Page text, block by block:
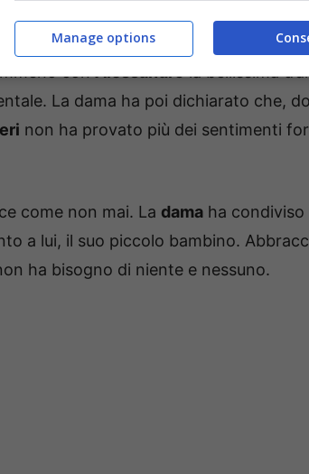
in bocca.
conAlessandrola bellissima
La dama ha poi dichiarato che,
non ha provato più dei sentimenti
come non mai. La dama ha
a lui, il suo piccolo bambino.
ha bisogno di niente e nessuno.
Manage options